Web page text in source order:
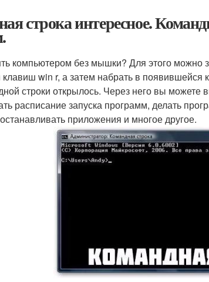
строка интересное.
компьютером без мышки? Для этого можно
win r, а затем набрать в появившейся
строки открылось. Через него вы можете
расписание запуска программ, делать
приложения и многое другое.